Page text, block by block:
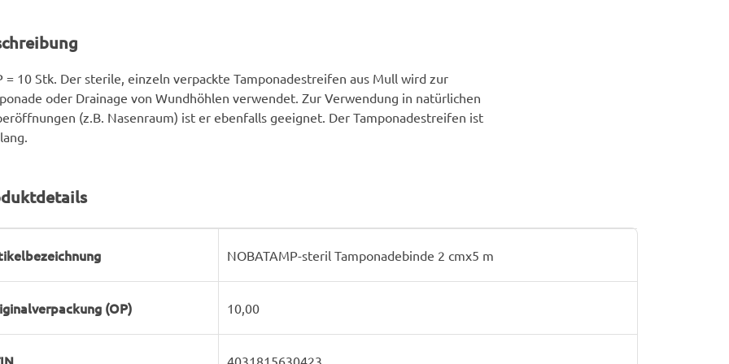
= 10 Stk. Der sterile, einzeln verpackte Tamponadestreifen aus Mull wird zur
oder Drainage von Wundhöhlen verwendet. Zur Verwendung in natürlichen
(z.B. Nasenraum) ist er ebenfalls geeignet. Der Tamponadestreifen ist
NOBATAMP-steril Tamponadebinde 2 cmx5 m
(OP) 10,00
4031815630423